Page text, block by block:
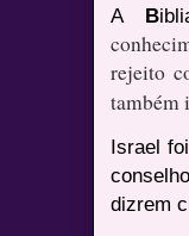
A B
rejeito
também
Israel
dizrem